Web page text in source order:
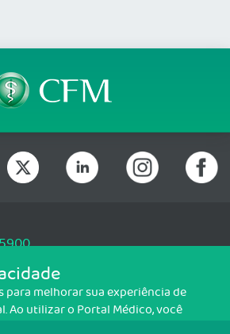
115, L2 Sul, Brasília/DF - CEP: 70200-760 -
para melhorar sua experiência de
Ao utilizar o Portal Médico, você